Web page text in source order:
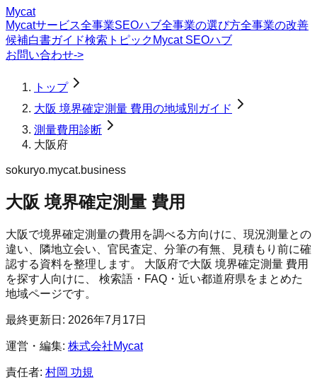
Mycat
Mycatサービス全事業SEOハブ全事業の選び方全事業の改善
候補白書ガイド検索トピック Mycat SEOハブ
お問い合わせ->
トップ
大阪 境界確定測量 費用の地域別ガイド
測量費用診断
大阪府
sokuryo.mycat.business
大阪 境界確定測量 費用
大阪で境界確定測量の費用を調べる方向けに、現況測量との
違い、隣地立会い、官民査定、分筆の有無、見積もり前に確
認する資料を整理します。 大阪府で大阪 境界確定測量 費用
を探す人向けに、 検索語・FAQ・近い都道府県をまとめた
地域ページです。
最終更新日: 2026年7月17日
運営・編集: 株式会社Mycat
責任者: 村岡 功規